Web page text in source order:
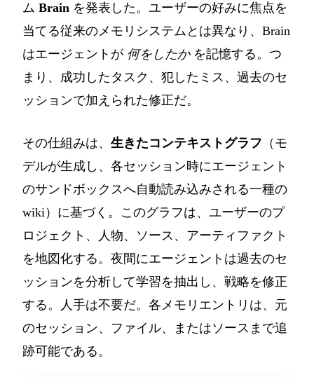
ム Brain を発表した。ユーザーの好みに焦点を
当てる従来のメモリシステムとは異なり、Brain
はエージェントが 何をしたかを記憶する。つ
まり、成功したタスク、犯したミス、過去のセ
ッションで加えられた修正だ。
その仕組みは、 生きたコンテキストグラフ （モ
デルが生成し、各セッション時にエージェント
のサンドボックスへ自動読み込みされる一種の
wiki）に基づく。このグラフは、ユーザーのプ
ロジェクト、人物、ソース、アーティファクト
を地図化する。夜間にエージェントは過去のセ
ッションを分析して学習を抽出し、戦略を修正
する。人手は不要だ。各メモリエントリは、元
のセッション、ファイル、またはソースまで追
跡可能である。